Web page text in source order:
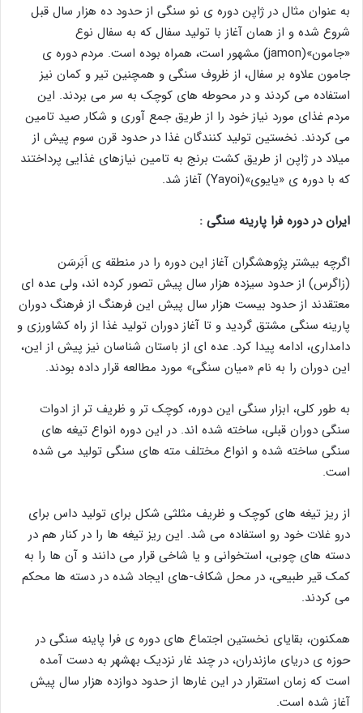
به عنوان مثال در ژاپن دوره ی نو سنگی از حدود ده هزار سال قبل
شروع شده و از همان آغاز با تولید سفال که به سفال نوع
«جامون»(jamon) مشهور است، همراه بوده است. مردم دوره ی
جامون علاوه بر سفال، از ظروف سنگی و همچنین تیر و کمان نیز
استفاده می کردند و در محوطه های کوچک به سر می بردند. این
مردم غذای مورد نیاز خود را از طریق جمع آوری و شکار صید تامین
می کردند. نخستین تولید کنندگان غذا در حدود قرن سوم پیش از
میلاد در ژاپن از طریق کشت برنج به تامین نیازهای غذایی پرداختند
که با دوره ی «یایوی»(Yayoi) آغاز شد.
ایران در دوره فرا پارینه سنگی :
اگرچه بیشتر پژوهشگران آغاز این دوره را در منطقه ی اَبَرسَن
(زاگرس) از حدود سیزده هزار سال پیش تصور کرده اند، ولی عده ای
معتقدند از حدود بیست هزار سال پیش این فرهنگ از فرهنگ دوران
پارینه سنگی مشتق گردید و تا آغاز دوران تولید غذا از راه کشاورزی و
دامداری، ادامه پیدا کرد. عده ای از باستان شناسان نیز پیش از این،
این دوران را به نام «میان سنگی» مورد مطالعه قرار داده بودند.
به طور کلی، ابزار سنگی این دوره، کوچک تر و ظریف تر از ادوات
سنگی دوران قبلی، ساخته شده اند. در این دوره انواع تیغه های
سنگی ساخته شده و انواع مختلف مته های سنگی تولید می شده
است.
از ریز تیغه های کوچک و ظریف مثلثی شکل برای تولید داس برای
درو غلات خود رو استفاده می شد. این ریز تیغه ها را در کنار هم در
دسته های چوبی، استخوانی و یا شاخی قرار می دانند و آن ها را به
کمک قیر طبیعی، در محل شکاف-های ایجاد شده در دسته ها محکم
می کردند.
همکنون، بقایای نخستین اجتماع های دوره ی فرا پاینه سنگی در
حوزه ی دریای مازندران، در چند غار نزدیک بهشهر به دست آمده
است که زمان استقرار در این غارها از حدود دوازده هزار سال پیش
آغاز شده است.